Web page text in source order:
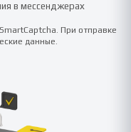
в мессенджерах
При отправке
данные.